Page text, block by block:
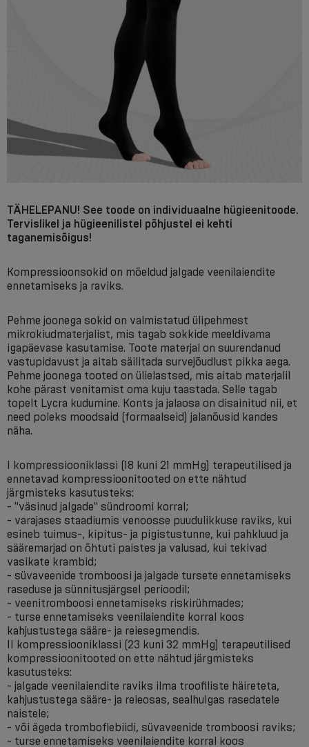
TÄHELEPANU! See toode on individuaalne hügieenitoode.
Tervislikel ja hügieenilistel põhjustel ei kehti
taganemisõigus!
Kompressioonsokid on mõeldud jalgade veenilaiendite
ennetamiseks ja raviks.
Pehme joonega sokid on valmistatud ülipehmest
mikrokiudmaterjalist, mis tagab sokkide meeldivama
igapäevase kasutamise. Toote materjal on suurendanud
vastupidavust ja aitab säilitada survejõudlust pikka aega.
Pehme joonega tooted on ülielastsed, mis aitab materjalil
kohe pärast venitamist oma kuju taastada. Selle tagab
topelt Lycra kudumine. Konts ja jalaosa on disainitud nii, et
need poleks moodsaid (formaalseid) jalanõusid kandes
näha.
I kompressiooniklassi (18 kuni 21 mmHg) terapeutilised ja
ennetavad kompressioonitooted on ette nähtud
järgmisteks kasutusteks:
- "väsinud jalgade" sündroomi korral;
- varajases staadiumis venoosse puudulikkuse raviks, kui
esineb tuimus-, kipitus- ja pigistustunne, kui pahkluud ja
sääremarjad on õhtuti paistes ja valusad, kui tekivad
vasikate krambid;
- süvaveenide tromboosi ja jalgade tursete ennetamiseks
raseduse ja sünnitusjärgsel perioodil;
- veenitromboosi ennetamiseks riskirühmades;
- turse ennetamiseks veenilaiendite korral koos
kahjustustega sääre- ja reiesegmendis.
II kompressiooniklassi (23 kuni 32 mmHg) terapeutilised
kompressioonitooted on ette nähtud järgmisteks
kasutusteks:
- jalgade veenilaiendite raviks ilma troofiliste häireteta,
kahjustustega sääre- ja reieosas, sealhulgas rasedatele
naistele;
- või ägeda tromboflebiidi, süvaveenide tromboosi raviks;
- turse ennetamiseks veenilaiendite korral koos